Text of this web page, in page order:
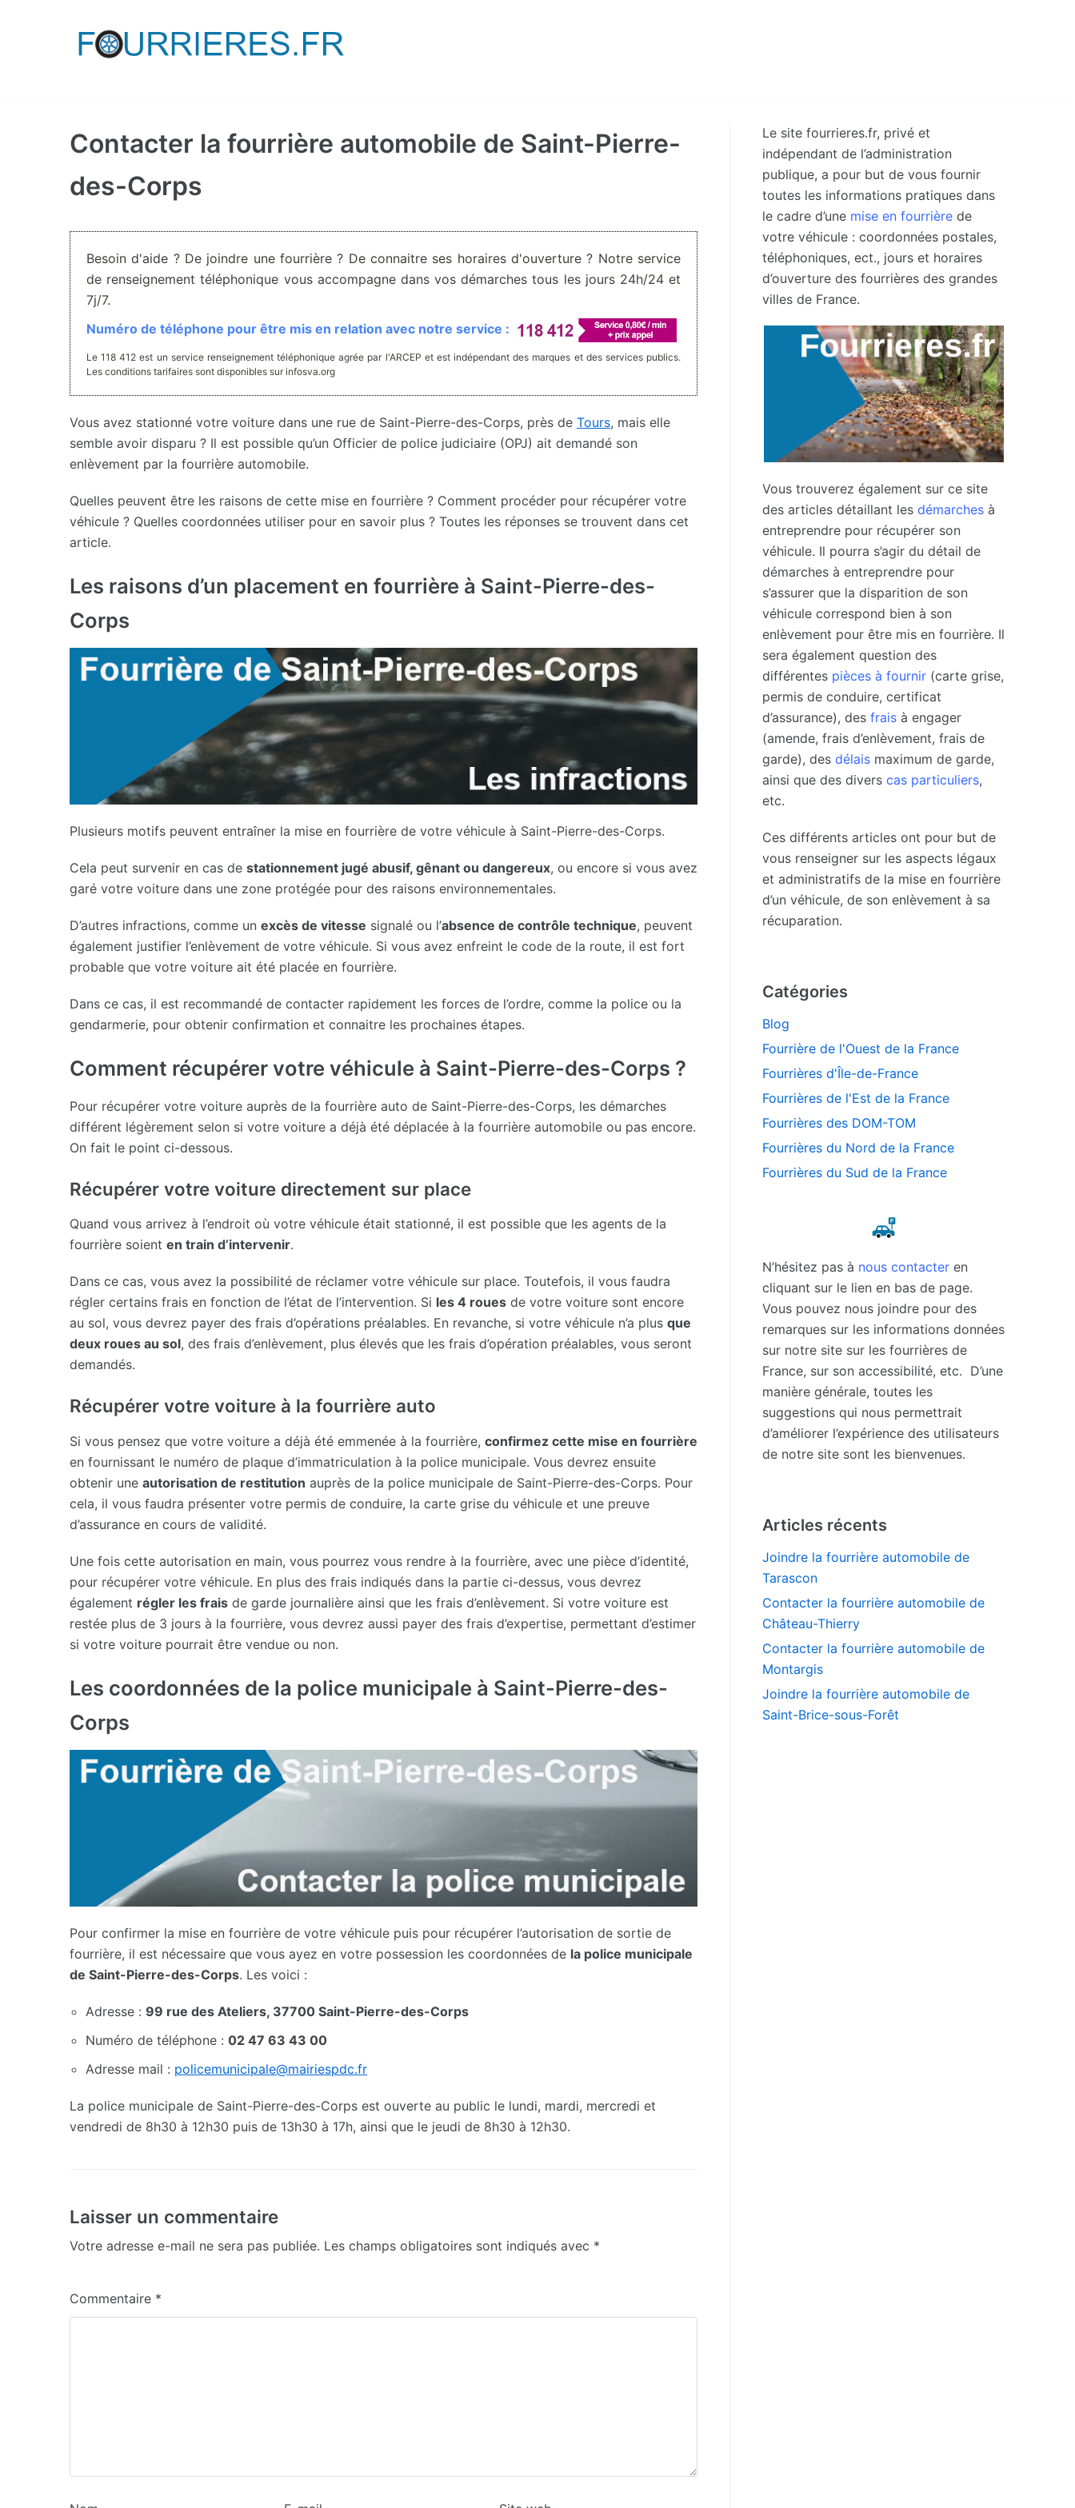
Contacter la fourrière automobile de Saint-Pierre-
des-Corps
Besoin d'aide ? De joindre une fourrière ? De connaitre ses horaires d'ouverture ? Notre service
de renseignement téléphonique vous accompagne dans vos démarches tous les jours 24h/24 et
7j/7.
Numéro de téléphone pour être mis en relation avec notre service :
Le 118 412 est un service renseignement téléphonique agrée par l'ARCEP et est indépendant des marques et des services publics.
Les conditions tarifaires sont disponibles sur infosva.org
Vous avez stationné votre voiture dans une rue de Saint-Pierre-des-Corps, près de Tours, mais elle
semble avoir disparu ? Il est possible qu’un Officier de police judiciaire (OPJ) ait demandé son
enlèvement par la fourrière automobile.
Quelles peuvent être les raisons de cette mise en fourrière ? Comment procéder pour récupérer votre
véhicule ? Quelles coordonnées utiliser pour en savoir plus ? Toutes les réponses se trouvent dans cet
article.
Les raisons d’un placement en fourrière à Saint-Pierre-des-
Corps
Plusieurs motifs peuvent entraîner la mise en fourrière de votre véhicule à Saint-Pierre-des-Corps.
Cela peut survenir en cas de stationnement jugé abusif, gênant ou dangereux, ou encore si vous avez
garé votre voiture dans une zone protégée pour des raisons environnementales.
D’autres infractions, comme un excès de vitesse signalé ou l’absence de contrôle technique, peuvent
également justifier l’enlèvement de votre véhicule. Si vous avez enfreint le code de la route, il est fort
probable que votre voiture ait été placée en fourrière.
Dans ce cas, il est recommandé de contacter rapidement les forces de l’ordre, comme la police ou la
gendarmerie, pour obtenir confirmation et connaitre les prochaines étapes.
Comment récupérer votre véhicule à Saint-Pierre-des-Corps ?
Pour récupérer votre voiture auprès de la fourrière auto de Saint-Pierre-des-Corps, les démarches
différent légèrement selon si votre voiture a déjà été déplacée à la fourrière automobile ou pas encore.
On fait le point ci-dessous.
Récupérer votre voiture directement sur place
Quand vous arrivez à l’endroit où votre véhicule était stationné, il est possible que les agents de la
fourrière soient en train d’intervenir.
Dans ce cas, vous avez la possibilité de réclamer votre véhicule sur place. Toutefois, il vous faudra
régler certains frais en fonction de l’état de l’intervention. Si les 4 roues de votre voiture sont encore
au sol, vous devrez payer des frais d’opérations préalables. En revanche, si votre véhicule n’a plus que
deux roues au sol, des frais d’enlèvement, plus élevés que les frais d’opération préalables, vous seront
demandés.
Récupérer votre voiture à la fourrière auto
Si vous pensez que votre voiture a déjà été emmenée à la fourrière, confirmez cette mise en fourrière
en fournissant le numéro de plaque d’immatriculation à la police municipale. Vous devrez ensuite
obtenir une autorisation de restitution auprès de la police municipale de Saint-Pierre-des-Corps. Pour
cela, il vous faudra présenter votre permis de conduire, la carte grise du véhicule et une preuve
d’assurance en cours de validité.
Une fois cette autorisation en main, vous pourrez vous rendre à la fourrière, avec une pièce d’identité,
pour récupérer votre véhicule. En plus des frais indiqués dans la partie ci-dessus, vous devrez
également régler les frais de garde journalière ainsi que les frais d’enlèvement. Si votre voiture est
restée plus de 3 jours à la fourrière, vous devrez aussi payer des frais d’expertise, permettant d’estimer
si votre voiture pourrait être vendue ou non.
Les coordonnées de la police municipale à Saint-Pierre-des-
Corps
Pour confirmer la mise en fourrière de votre véhicule puis pour récupérer l’autorisation de sortie de
fourrière, il est nécessaire que vous ayez en votre possession les coordonnées de la police municipale
de Saint-Pierre-des-Corps. Les voici :
Adresse : 99 rue des Ateliers, 37700 Saint-Pierre-des-Corps
Numéro de téléphone : 02 47 63 43 00
Adresse mail : policemunicipale@mairiespdc.fr
La police municipale de Saint-Pierre-des-Corps est ouverte au public le lundi, mardi, mercredi et
vendredi de 8h30 à 12h30 puis de 13h30 à 17h, ainsi que le jeudi de 8h30 à 12h30.
Laisser un commentaire
Votre adresse e-mail ne sera pas publiée. Les champs obligatoires sont indiqués avec *
Commentaire *
Le site fourrieres.fr, privé et
indépendant de l’administration
publique, a pour but de vous fournir
toutes les informations pratiques dans
le cadre d’une mise en fourrière de
votre véhicule : coordonnées postales,
téléphoniques, ect., jours et horaires
d’ouverture des fourrières des grandes
villes de France.
Vous trouverez également sur ce site
des articles détaillant les démarches à
entreprendre pour récupérer son
véhicule. Il pourra s’agir du détail de
démarches à entreprendre pour
s’assurer que la disparition de son
véhicule correspond bien à son
enlèvement pour être mis en fourrière. Il
sera également question des
différentes pièces à fournir (carte grise,
permis de conduire, certificat
d’assurance), des frais à engager
(amende, frais d’enlèvement, frais de
garde), des délais maximum de garde,
ainsi que des divers cas particuliers,
etc.
Ces différents articles ont pour but de
vous renseigner sur les aspects légaux
et administratifs de la mise en fourrière
d’un véhicule, de son enlèvement à sa
récuparation.
Catégories
Blog
Fourrière de l'Ouest de la France
Fourrières d'Île-de-France
Fourrières de l'Est de la France
Fourrières des DOM-TOM
Fourrières du Nord de la France
Fourrières du Sud de la France
N’hésitez pas à nous contacter en
cliquant sur le lien en bas de page.
Vous pouvez nous joindre pour des
remarques sur les informations données
sur notre site sur les fourrières de
France, sur son accessibilité, etc. D’une
manière générale, toutes les
suggestions qui nous permettrait
d’améliorer l’expérience des utilisateurs
de notre site sont les bienvenues.
Articles récents
Joindre la fourrière automobile de
Tarascon
Contacter la fourrière automobile de
Château-Thierry
Contacter la fourrière automobile de
Montargis
Joindre la fourrière automobile de
Saint-Brice-sous-Forêt